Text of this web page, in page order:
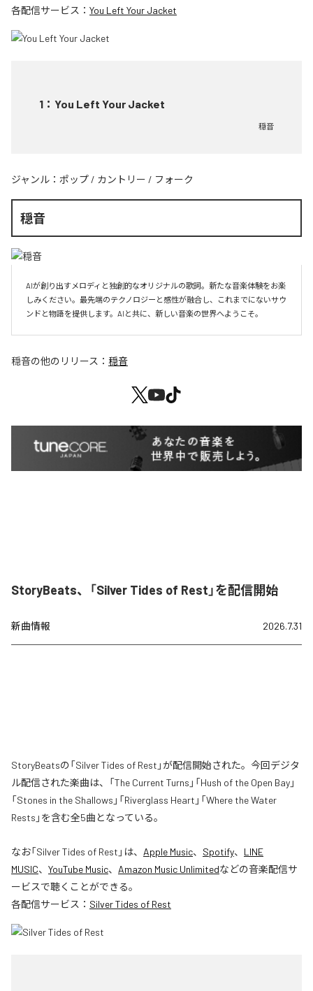
各配信サービス： You Left Your Jacket
1 ： You Left Your Jacket
穏音
ジャンル： ポップ / カントリー / フォーク
穏音
AIが創り出すメロディと独創的なオリジナルの歌詞。新たな音楽体験をお楽
しみください。最先端のテクノロジーと感性が融合し、これまでにないサウ
ンドと物語を提供します。AIと共に、新しい音楽の世界へようこそ。
穏音の他のリリース： 穏音
StoryBeats、「Silver Tides of Rest」を配信開始
新曲情報 2026.7.31
StoryBeatsの「Silver Tides of Rest」が配信開始された。今回デジタ
ル配信された楽曲は、「The Current Turns」「Hush of the Open Bay」
「Stones in the Shallows」「Riverglass Heart」「Where the Water
Rests」を含む全5曲となっている。
なお「Silver Tides of Rest 」は、 Apple Music、 Spotify、 LINE
MUSIC、 YouTube Music、 Amazon Music Unlimitedなどの音楽配信サ
ービスで聴くことができる。
各配信サービス： Silver Tides of Rest